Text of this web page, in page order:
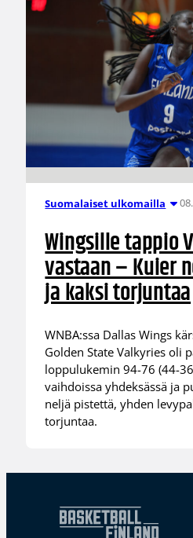
Suomalaiset ulkomailla
Wingsille tappio
vastaan – Kuier
ja kaksi torjuntaa
WNBA:ssa Dallas Wings
Golden State Valkyries oli
loppulukemin 94-76 (44-
vaihdoissa yhdeksässä ja
neljä pistettä, yhden
torjuntaa.